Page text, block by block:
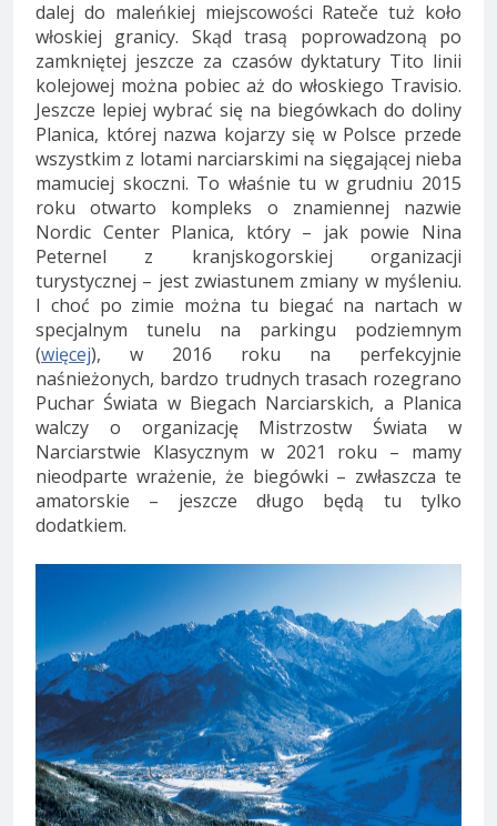
dalej do maleńkiej miejscowości Rateče tuż koło
włoskiej granicy. Skąd trasą poprowadzoną po
zamkniętej jeszcze za czasów dyktatury Tito linii
kolejowej można pobiec aż do włoskiego Travisio.
Jeszcze lepiej wybrać się na biegówkach do doliny
Planica, której nazwa kojarzy się w Polsce przede
wszystkim z lotami narciarskimi na sięgającej nieba
mamuciej skoczni. To właśnie tu w grudniu 2015
roku otwarto kompleks o znamiennej nazwie
Nordic Center Planica, który – jak powie Nina
Peternel z kranjskogorskiej organizacji
turystycznej – jest zwiastunem zmiany w myśleniu.
I choć po zimie można tu biegać na nartach w
specjalnym tunelu na parkingu podziemnym
(więcej), w 2016 roku na perfekcyjnie
naśnieżonych, bardzo trudnych trasach rozegrano
Puchar Świata w Biegach Narciarskich, a Planica
walczy o organizację Mistrzostw Świata w
Narciarstwie Klasycznym w 2021 roku – mamy
nieodparte wrażenie, że biegówki – zwłaszcza te
amatorskie – jeszcze długo będą tu tylko
dodatkiem.